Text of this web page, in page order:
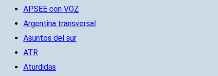
APSEE con VOZ
Argentina transversal
Asuntos del sur
ATR
Aturdidas